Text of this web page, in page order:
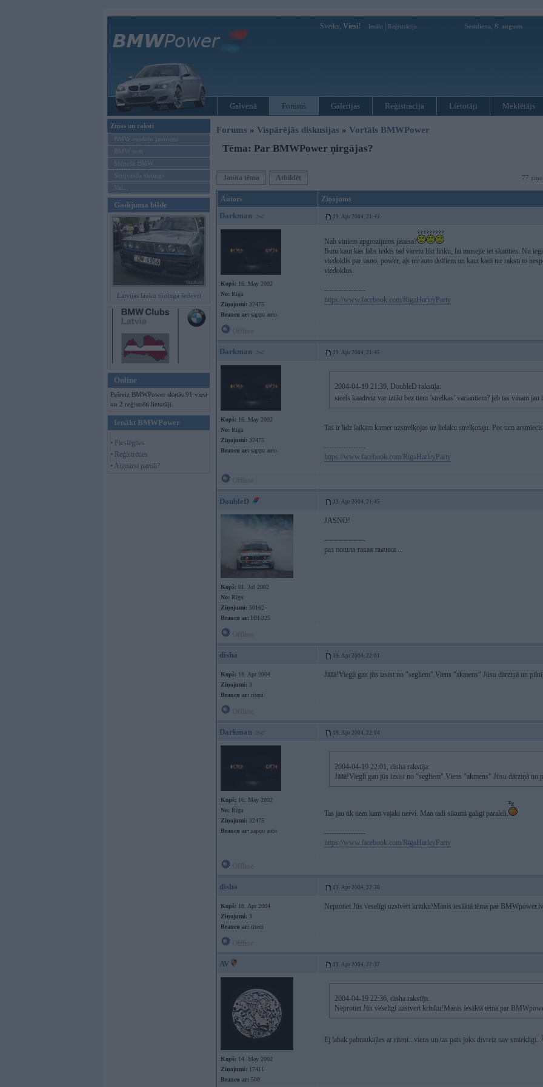
Sveiks, Viesi! Ienākt Reģistrācija Sestdiena, 8. augusts
Galvenā Forums Galerijas Reģistrācija Lietotāji Meklētājs
Ziņas un raksti
BMW modeļu jaunumi
BMW testi
Mēneša BMW
Sērijveida tūnings
Vel...
Gadījuma bilde
Latvijas lauku tūninga šedevri
Online
Pašreiz BMWPower skatās 91 viesi
un 2 reģistrēti lietotāji.
Ienākt BMWPower
• Pieslēgties
• Reģistrēties
• Aizmirsi paroli?
Forums » Vispārējās diskusijas » Vortāls BMWPower
Tēma: Par BMWPower ņirgājas?
Jauna tēma Atbildēt 77
Autors Ziņojums
Darkman 19. Apr 2004, 21:42
Kopš: 16. May 2002
No: Rīga
Ziņojumi: 32475
Braucu ar: sapņu auto
Nah viniem apgrozijums jataisa?
Butu kaut kas labs teikts tad varetu likt linku, lai musejie iet skatities. Nu
viedoklis par iauto, power, a|s un auto delfiem un kaut kadi tur raksti to
viedoklus.
-----------------
https://www.facebook.com/RigaHarleyParty
Darkman 19. Apr 2004, 21:45
Kopš: 16. May 2002
No: Rīga
Ziņojumi: 32475
Braucu ar: sapņu auto
2004-04-19 21:39, DoubleD rakstīja:
steels kaadreiz var iztikt bez tiem ’strelkas’ variantiem? jeb tas vinam jau
Tas ir lidz laikam kamer uzstrelkojas uz lielaku strelkotaju. Pec tam
-----------------
https://www.facebook.com/RigaHarleyParty
DoubleD 19. Apr 2004, 21:45
Kopš: 01. Jul 2002
No: Rīga
Ziņojumi: 50162
Braucu ar: HH-325
JASNO!
-----------------
раз пошла такая пьянка ...
disha 19. Apr 2004, 22:01
Kopš: 18. Apr 2004
Ziņojumi: 3
Braucu ar: riteni
Jāāā!Viegli gan jūs izsist no "segliem".Viens "akmens" Jūsu dārziņā un
Darkman 19. Apr 2004, 22:04
Kopš: 16. May 2002
No: Rīga
Ziņojumi: 32475
Braucu ar: sapņu auto
2004-04-19 22:01, disha rakstīja:
Jāāā!Viegli gan jūs izsist no "segliem".Viens "akmens" Jūsu dārziņā un
Tas jau tik tiem kam vajaki nervi. Man tadi sikumi galigi paraleli.
-----------------
https://www.facebook.com/RigaHarleyParty
disha 19. Apr 2004, 22:36
Kopš: 18. Apr 2004
Ziņojumi: 3
Braucu ar: riteni
Neprotiet Jūs veselīgi uzstvert kritiku!Manis iesāktā tēma par
AV 19. Apr 2004, 22:37
Kopš: 14. May 2002
Ziņojumi: 17411
Braucu ar: 500
2004-04-19 22:36, disha rakstīja:
Neprotiet Jūs veselīgi uzstvert kritiku!Manis iesāktā tēma par
Ej labak pabraukajies ar riteni...viens un tas pats joks divreiz nav smiekligi...